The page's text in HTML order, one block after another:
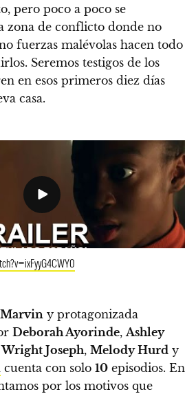
pero poco a poco se
zona de conflicto donde no
fuerzas malévolas hacen todo
. Seremos testigos de los
en esos primeros diez días
casa.
y protagonizada
Deborah Ayorinde,Ashley
Joseph, Melody Hurd y
cuenta con solo 10 episodios. En
por los motivos que